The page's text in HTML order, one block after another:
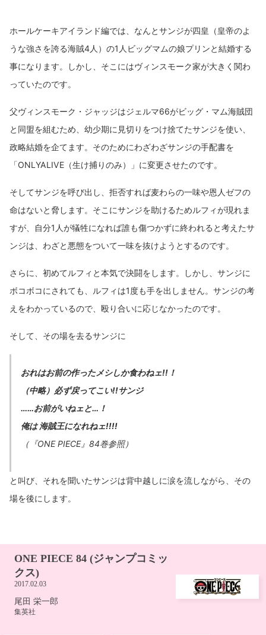
ホールケーキアイランド編では、なんとサンジが四皇（皇帝のよ
うな強さを誇る海賊4人）の1人ビッグマムの娘プリンと結婚する
事になります。しかし、そこにはヴィンスモーク家が大きく関わ
っていたのです。
父ヴィンスモーク・ジャッジはジェルマ66がビッグ・マム海賊団
と同盟を組むため、幼少期に見切りをつけ捨てたサンジを使い、
政略結婚を企てます。そのためにわざわざサンジの手配書を
「ONLYALIVE（生け捕りのみ）」に変更させたのです。
そしてサンジを呼び出し、拒否すれば麦わらの一味や恩人ゼフの
命はないと脅します。そこにサンジを助けるためルフィが現れま
すが、自分1人が犠牲になれば誰も傷つかずに終われると考えたサ
ンジは、わざと悪態をついて一味を抜けようとするのです。
さらに、初めてルフィと本気で決闘をします。しかし、サンジに
ボコボコにされても、ルフィは1度も手を出しません。サンジの考
えをわかっているので、殴り合いに応じなかったのです。
そして、その場を去るサンジに
おれはお前の作ったメシしか食わねェ!!！
（中略）必ず戻ってこい!!サンジ
……お前がいねェと…！
俺は 海賊王になれねェ!!!!
（『ONE PIECE』84巻参照）
と叫び、それを聞いたサンジは背中越しに涙を流しながら、その
場を後にします。